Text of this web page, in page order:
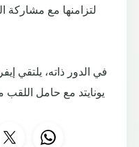
لتزامنها مع مشاركة
في الدور ذاته، يلتقي
يونايتد مع حامل